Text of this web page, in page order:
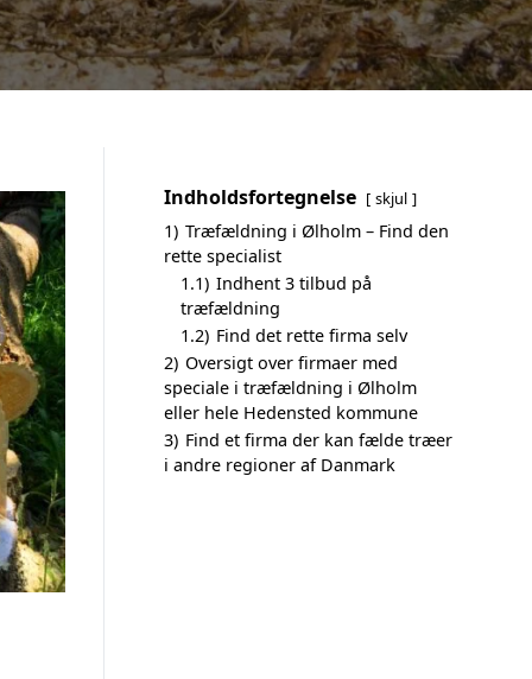
Indholdsfortegnelse skjul
1) Træfældning i Ølholm – Find den
rette specialist
1.1) Indhent 3 tilbud på
træfældning
1.2) Find det rette firma selv
2) Oversigt over firmaer med
speciale i træfældning i Ølholm
eller hele Hedensted kommune
3) Find et firma der kan fælde træer
i andre regioner af Danmark